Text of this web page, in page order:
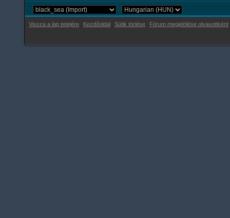
Vissza a lap tetejére Kezdőoldal Sütik törlése Fórum megjelölése olvasottként